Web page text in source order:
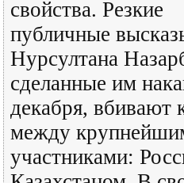
свойства. Резкие
публичные
Нурсултана
сделанные им
декабря, вбивают
между
участниками: